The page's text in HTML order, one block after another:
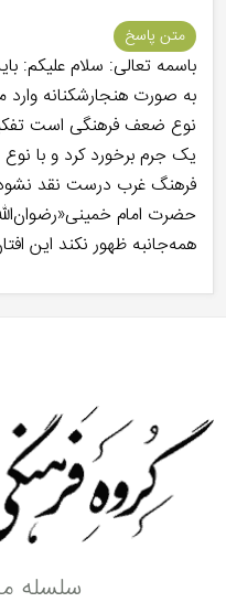
متن پاسخ
باسمه تعالی: سلام علیکم:
به صورت هنجارشکنانه
نوع ضعف فرهنگی است
یک جرم برخورد کرد و با نوع
فرهنگ غرب درست نقد نشود
حضرت امام
همه‌جانبه ظهور نکند این
سلسله